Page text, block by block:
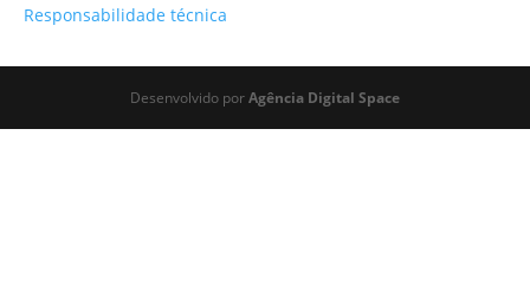
Responsabilidade técnica
Desenvolvido porAgência Digital Space